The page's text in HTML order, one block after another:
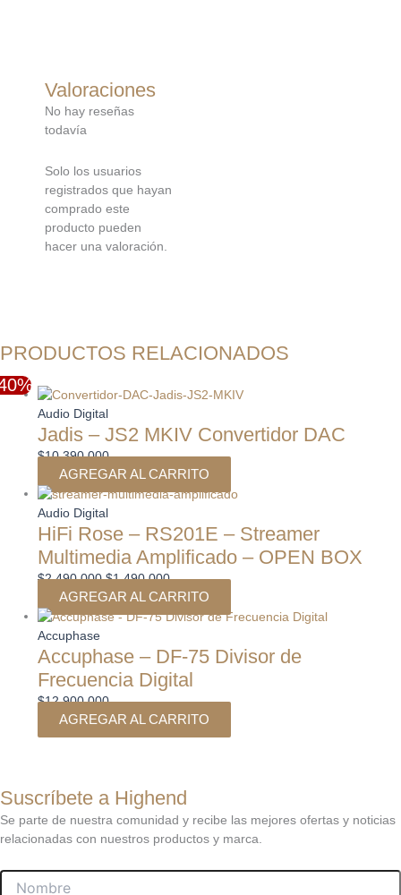
Valoraciones
No hay reseñas
todavía
Solo los usuarios
registrados que hayan
comprado este
producto pueden
hacer una valoración.
PRODUCTOS RELACIONADOS
Audio Digital
Jadis – JS2 MKIV Convertidor DAC
$10.390.000
AGREGAR AL CARRITO
Audio Digital
HiFi Rose – RS201E – Streamer
Multimedia Amplificado – OPEN BOX
$2.490.000
El
precio
original
era:
$2.490.000.
$1.490.000
El
actual
$1.490.000.
AGREGAR AL CARRITO
Accuphase
Accuphase – DF-75 Divisor de
Frecuencia Digital
$12.900.000
AGREGAR AL CARRITO
Suscríbete a Highend
Se parte de nuestra comunidad y recibe las mejores ofertas y noticias
relacionadas con nuestros productos y marca.
Nombre
Email